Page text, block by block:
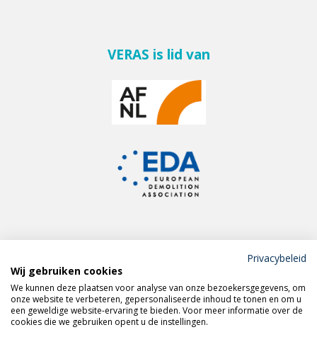
VERAS is lid van
Meld je aan voor de
VERAS nieuwsbrief
Volg VERAS op
Privacybeleid
Wij gebruiken cookies
We kunnen deze plaatsen voor analyse van onze bezoekersgegevens, om
onze website te verbeteren, gepersonaliseerde inhoud te tonen en om u
een geweldige website-ervaring te bieden. Voor meer informatie over de
cookies die we gebruiken opent u de instellingen.